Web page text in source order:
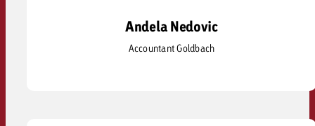
Andela Nedovic
Accountant Goldbach
Andela Nedovic
andela.nedovic@tx.group